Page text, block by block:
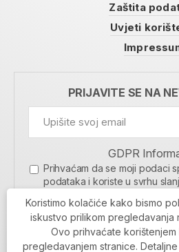
Zaštita
Uvjeti
PRIJAVITE SE NA
GDPR
Prihvaćam da se moji podaci
podataka i koriste u svrhu
MOJARIJEKA
PRIJAVI
Koristimo kolačiće kako bismo
iskustvo prilikom pregledavanja
Ovo prihvaćate korištenjem
pregledavanjem stranice.